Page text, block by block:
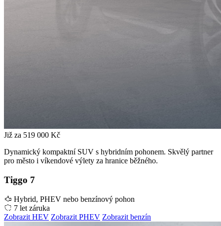
Již za 519 000 Kč
Dynamický kompaktní SUV s hybridním pohonem. Skvělý partner
pro město i víkendové výlety za hranice běžného.
Tiggo 7
Hybrid, PHEV nebo benzínový pohon
7 let záruka
Zobrazit HEV Zobrazit PHEV Zobrazit benzín